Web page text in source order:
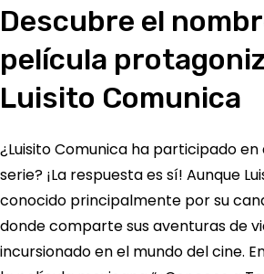
Descubre el
película
Luisito Comunica
¿Luisito Comunica ha participado
serie? ¡La respuesta es sí! Aunque
conocido principalmente por su
donde comparte sus aventuras de
incursionado en el mundo del cine.